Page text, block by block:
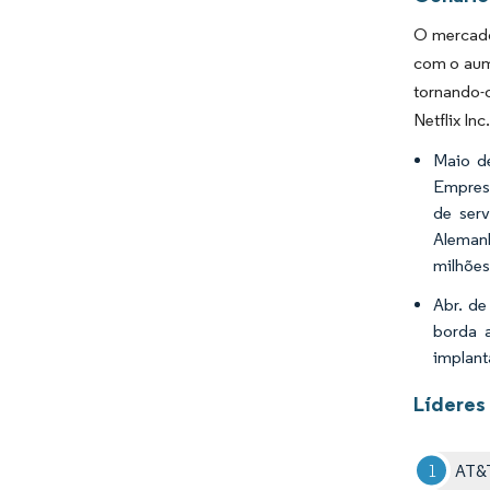
O
com o
Netflix
Maio
de
Abr.
borda